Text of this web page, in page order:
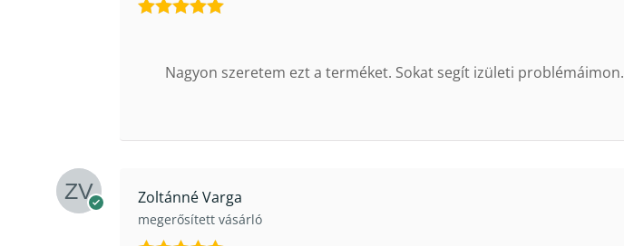
Nagyon szeretem ezt a terméket. Sokat segít izületi problémáimon.
Zoltánné Varga
megerősített vásárló